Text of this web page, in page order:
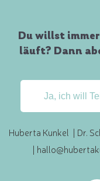
Du willst
läuft? Dann
Ja, ich will
Huberta Kunkel | Dr.
|